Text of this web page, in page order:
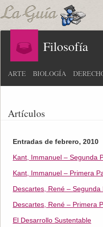
Filosofía
ARTE BIOLOGÍA
Artículos
Entradas de febrero, 2010
Kant, Immanuel – Segunda
Kant, Immanuel – Primera
Descartes, René – Segunda
Descartes, René – Primera
El Desarrollo Sustentable